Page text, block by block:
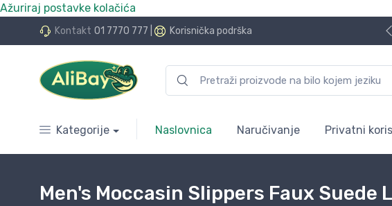
Ažuriraj postavke kolačića
Kontakt 01 7770 777 Korisnička podrška
24 rate bez kamata
Kategorije Naslovnica Naručivanje Privatni
Men's Moccasin Slippers Faux Suede